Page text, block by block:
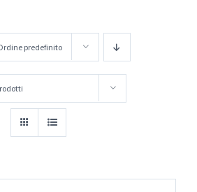
predefinito